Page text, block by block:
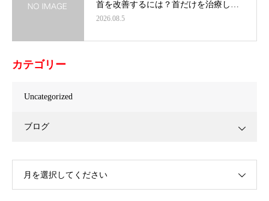
首を改善するには？首だけを治療し…
2026.08.5
カテゴリー
Uncategorized
ブログ
月を選択してください